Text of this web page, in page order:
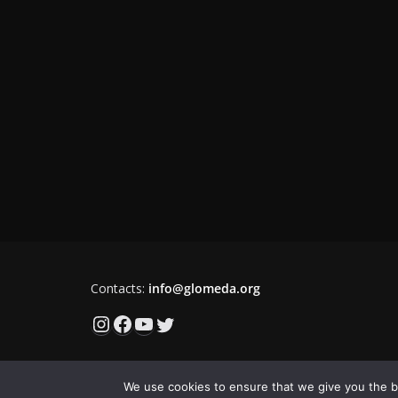
Contacts: info@glomeda.org
Instagram
Facebook
YouTube
Twitter
We use cookies to ensure that we give you the